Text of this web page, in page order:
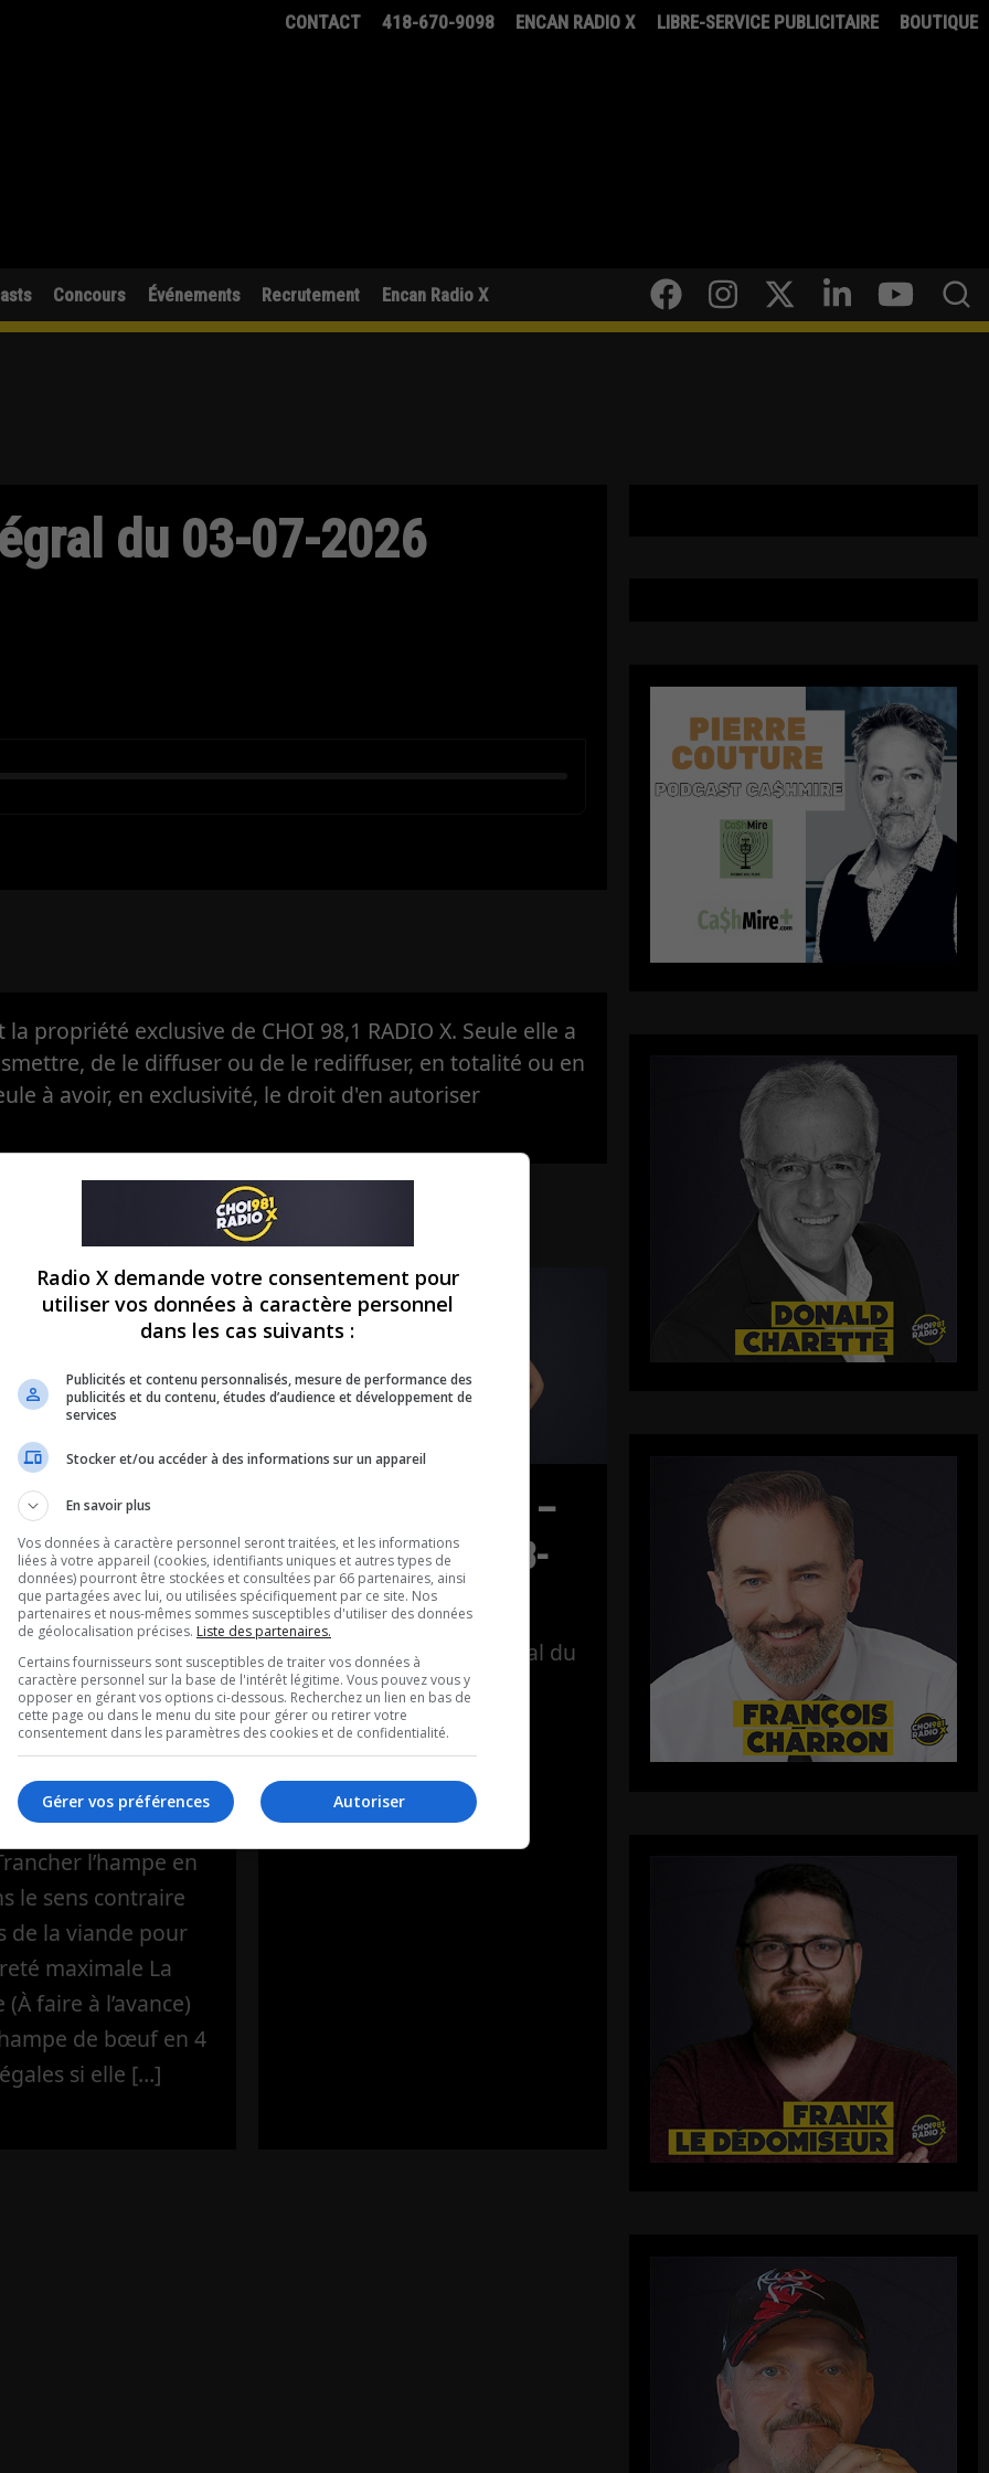
CONTACT 418-670-9098 ENCAN RADIO X LIBRE-SERVICE PUBLICITAIRE BOUTIQUE
Concours Événements Recrutement Encan Radio X
du 03-07-2026
propriété exclusive de CHOI 98,1 RADIO X. Seule elle a
de le diffuser ou de le rediffuser, en totalité ou en
à avoir, en exclusivité, le droit d'en autoriser
L’hampe
marinée au
de Frédéric
La recette de la
de bœuf
vin rougePour la
l’hampe en
le sens contraire
de la viande pour
maximale La
faire à l’avance)
de bœuf en 4
si elle […]
Ouellet en direct –
Intégral du 07-08-
2026
Ouellet en direct - Intégral du
07-08-2026
Radio X demande votre consentement pour
utiliser vos données à caractère personnel
dans les cas suivants :
Publicités et contenu personnalisés, mesure de performance des
publicités et du contenu, études d’audience et développement de
services
Stocker et/ou accéder à des informations sur un appareil
En savoir plus
Vos données à caractère personnel seront traitées, et les informations
liées à votre appareil (cookies, identifiants uniques et autres types de
données) pourront être stockées et consultées par 66 partenaires, ainsi
que partagées avec lui, ou utilisées spécifiquement par ce site. Nos
partenaires et nous-mêmes sommes susceptibles d'utiliser des données
de géolocalisation précises. Liste des partenaires.
Certains fournisseurs sont susceptibles de traiter vos données à
caractère personnel sur la base de l'intérêt légitime. Vous pouvez vous y
opposer en gérant vos options ci-dessous. Recherchez un lien en bas de
cette page ou dans le menu du site pour gérer ou retirer votre
consentement dans les paramètres des cookies et de confidentialité.
Autoriser
Gérer vos préférences